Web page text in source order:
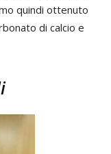
quindi ottenuto
di calcio e